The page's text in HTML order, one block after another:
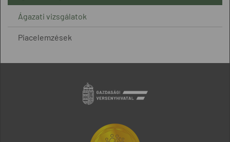
Ágazati vizsgálatok
Piacelemzések